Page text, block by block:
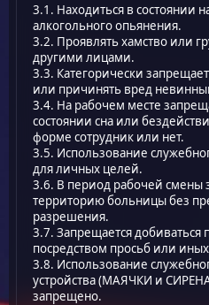
3.1. Находиться в состоянии
алкогольного опьянения.
3.2. Проявлять хамство или
другими лицами.
3.3. Категорически
или причинять вред
3.4. На рабочем месте
состоянии сна или
форме сотрудник или нет.
3.5. Использование
для личных целей.
3.6. В период рабочей смены
территорию больницы без
разрешения.
3.7. Запрещается добиваться
посредством просьб или
3.8. Использование
устройства (МАЯЧКИ и
запрещено.